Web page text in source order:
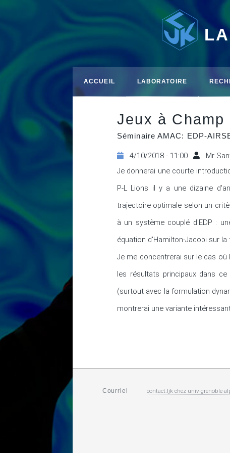
ACCUEIL LABORATOIRE
Jeux à Champ
Séminaire AMAC: EDP-
4/10/2018 - 11:00 Mr
Je donnerai une courte
P-L Lions il y a une dizaine
trajectoire optimale selon un
à un système couplé d'EDP :
équation d'Hamilton-Jacobi sur
Je me concentrerai sur le cas où
les résultats principaux dans
(surtout avec la formulation
montrerai une variante
Courriel contact.ljkchez univ-grenoble-